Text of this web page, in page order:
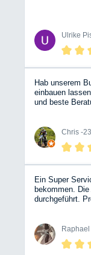
Ulrike
Hab unserem
einbauen
und beste
Chris -
Ein Super
bekommen.
durchgeführt.
hat sich
verstehen, da
kommt. EIne